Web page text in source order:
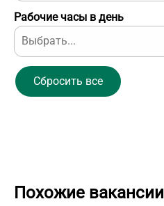
Рабочие часы в день
Сбросить все
Похожие вакансии